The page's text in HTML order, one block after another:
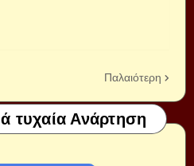
Παλαιότερη
τυχαία Ανάρτηση